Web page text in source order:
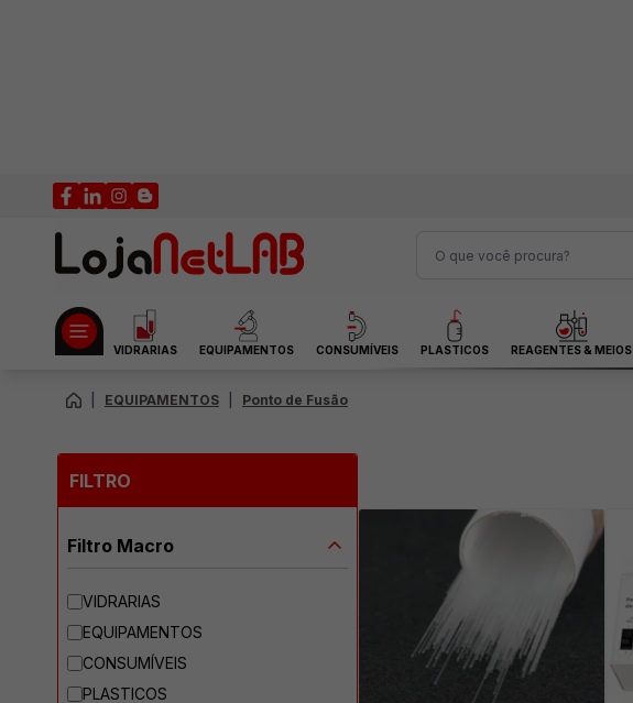
VIDRARIAS EQUIPAMENTOS CONSUMÍVEIS PLASTICOS REAGENTES & MEIOS
EQUIPAMENTOS Ponto de Fusão
FILTRO
Filtro Macro
VIDRARIAS
EQUIPAMENTOS
CONSUMÍVEIS
PLASTICOS